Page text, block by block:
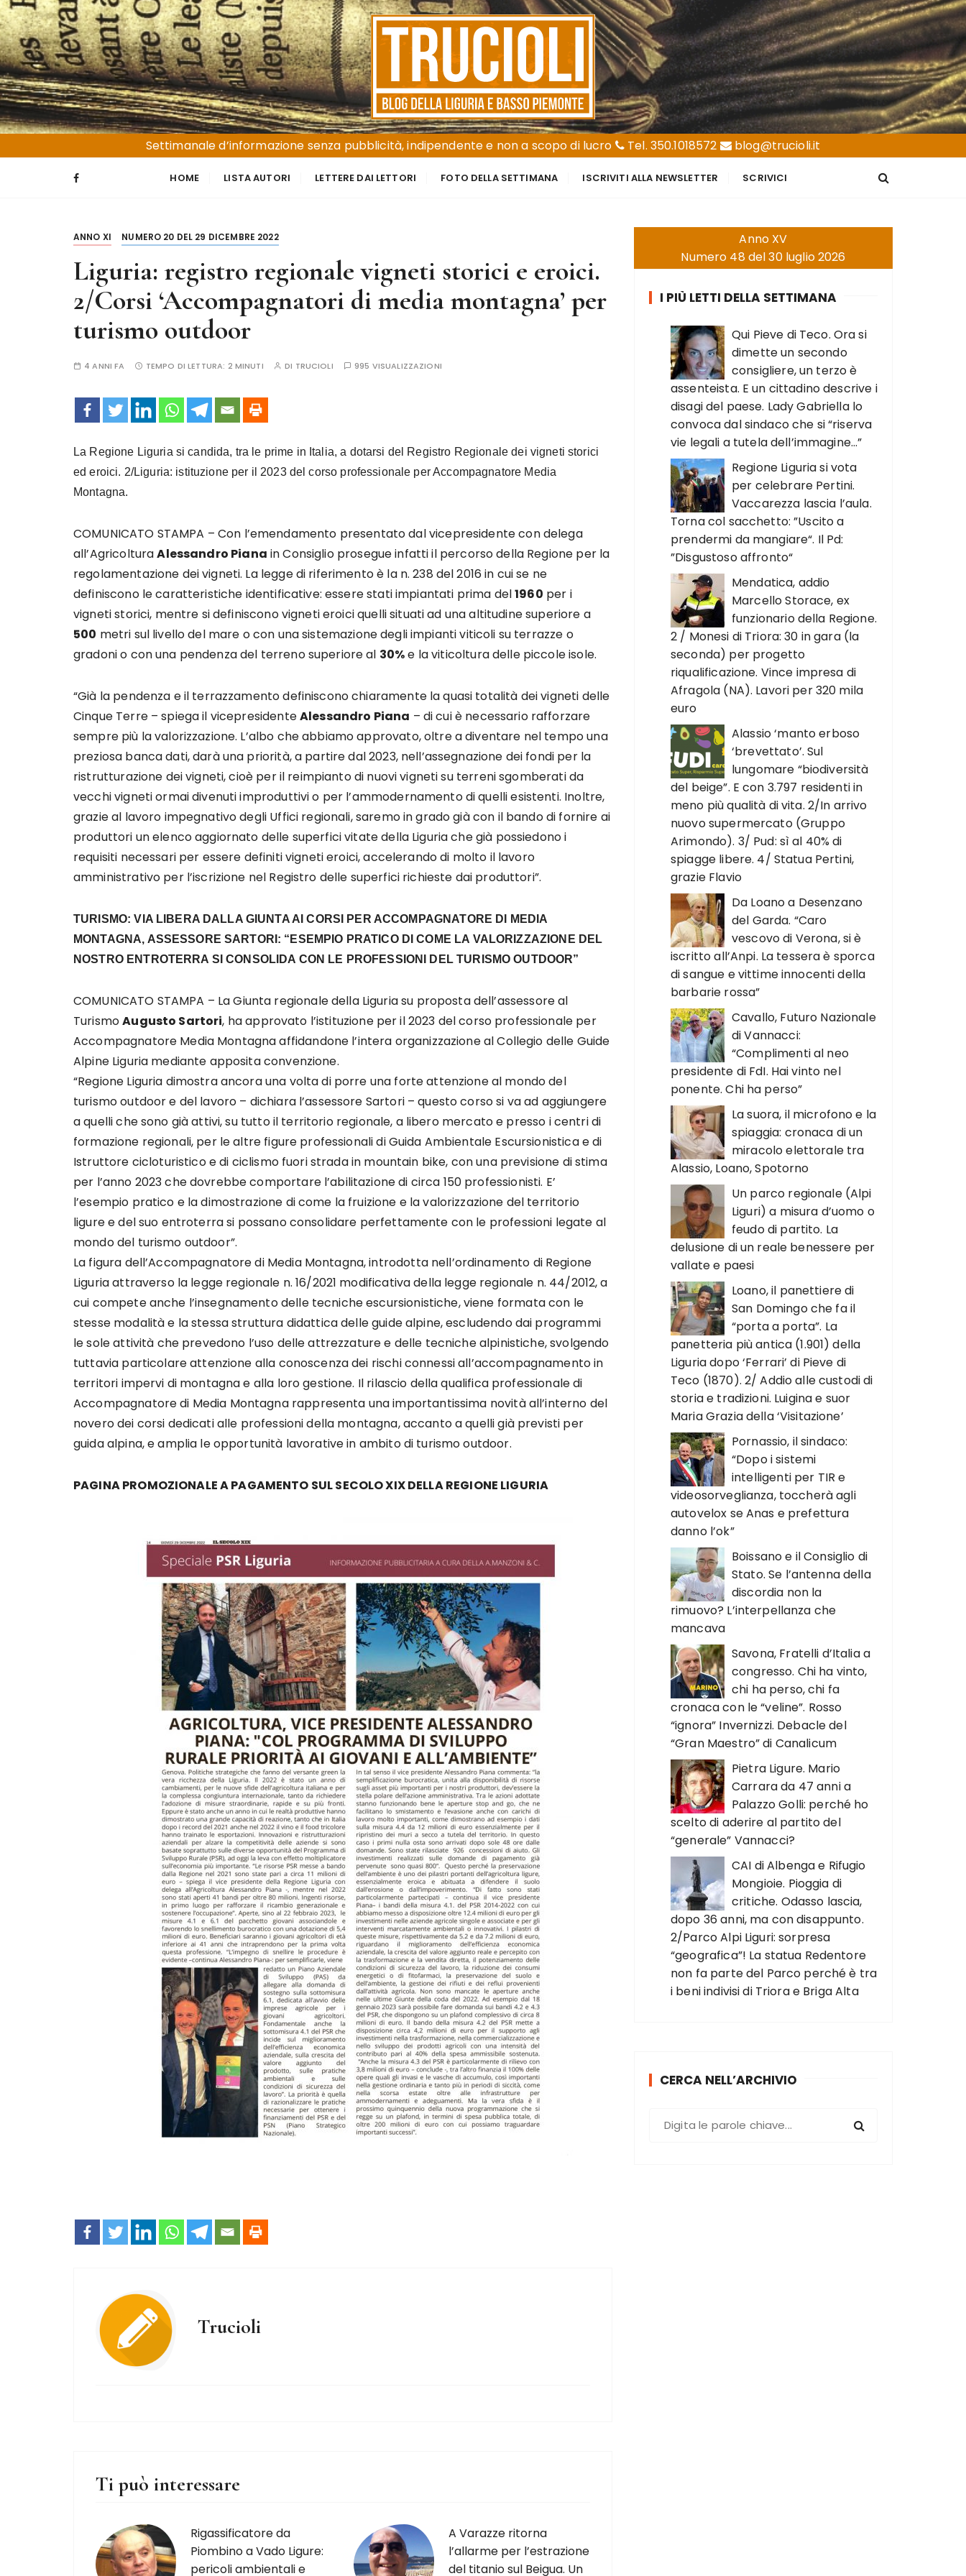
S
a
l
t
a
a
l
c
Trucioli
Liguria e Basso Piemonte
Settimanale d’informazione senza pubblicità, indipendente e non a scopo di lucro
Tel. 350.1018572 blog@trucioli.it
HOME LISTA AUTORI LETTERE DAI LETTORI FOTO DELLA SETTIMANA ISCRIVITI ALLA NEWSLETTER SCRIVICI
ANNO XI NUMERO 20 DEL 29 DICEMBRE 2022
Liguria: registro regionale vigneti storici e eroici.
2/Corsi ‘Accompagnatori di media montagna’ per
turismo outdoor
4 ANNI FA TEMPO DI LETTURA: 2 MINUTI DI TRUCIOLI 995 VISUALIZZAZIONI
La Regione Liguria si candida, tra le prime in Italia, a dotarsi del Registro Regionale dei vigneti storici
ed eroici. 2/Liguria: istituzione per il 2023 del corso professionale per Accompagnatore Media
Montagna.
COMUNICATO STAMPA – Con l’emendamento presentato dal vicepresidente con delega
all’AgricolturaAlessandro Piana in Consiglio prosegue infatti il percorso della Regione per la
regolamentazione dei vigneti. La legge di riferimento è la n. 238 del 2016 in cui se ne
definiscono le caratteristiche identificative: essere stati impiantati prima del1960 per i
vigneti storici, mentre si definiscono vigneti eroici quelli situati ad una altitudine superiore a
500 metri sul livello del mare o con una sistemazione degli impianti viticoli su terrazze o
gradoni o con una pendenza del terreno superiore al 30%e la viticoltura delle piccole isole.
“Già la pendenza e il terrazzamento definiscono chiaramente la quasi totalità dei vigneti delle
Cinque Terre – spiega il vicepresidenteAlessandro Piana – di cui è necessario rafforzare
sempre più la valorizzazione. L’albo che abbiamo approvato, oltre a diventare nel tempo una
preziosa banca dati, darà una priorità, a partire dal 2023, nell’assegnazione dei fondi per la
ristrutturazione dei vigneti, cioè per il reimpianto di nuovi vigneti su terreni sgomberati da
vecchi vigneti ormai divenuti improduttivi o per l’ammodernamento di quelli esistenti. Inoltre,
grazie al lavoro impegnativo degli Uffici regionali, saremo in grado già con il bando di fornire ai
produttori un elenco aggiornato delle superfici vitate della Liguria che già possiedono i
requisiti necessari per essere definiti vigneti eroici, accelerando di molto il lavoro
amministrativo per l’iscrizione nel Registro delle superfici richieste dai produttori”.
TURISMO: VIA LIBERA DALLA GIUNTA AI CORSI PER ACCOMPAGNATORE DI MEDIA
MONTAGNA, ASSESSORE SARTORI: “ESEMPIO PRATICO DI COME LA VALORIZZAZIONE DEL
NOSTRO ENTROTERRA SI CONSOLIDA CON LE PROFESSIONI DEL TURISMO OUTDOOR”
COMUNICATO STAMPA – La Giunta regionale della Liguria su proposta dell’assessore al
TurismoAugusto Sartori, ha approvato l’istituzione per il 2023 del corso professionale per
Accompagnatore Media Montagna affidandone l’intera organizzazione al Collegio delle Guide
Alpine Liguria mediante apposita convenzione.
“Regione Liguria dimostra ancora una volta di porre una forte attenzione al mondo del
turismo outdoor e del lavoro – dichiara l’assessore Sartori – questo corso si va ad aggiungere
a quelli che sono già attivi, su tutto il territorio regionale, a libero mercato e presso i centri di
formazione regionali, per le altre figure professionali di Guida Ambientale Escursionistica e di
Istruttore cicloturistico e di ciclismo fuori strada in mountain bike, con una previsione di stima
per l’anno 2023 che dovrebbe comportare l’abilitazione di circa 150 professionisti. E’
l’esempio pratico e la dimostrazione di come la fruizione e la valorizzazione del territorio
ligure e del suo entroterra si possano consolidare perfettamente con le professioni legate al
mondo del turismo outdoor”.
La figura dell’Accompagnatore di Media Montagna, introdotta nell’ordinamento di Regione
Liguria attraverso la legge regionale n. 16/2021 modificativa della legge regionale n. 44/2012, a
cui compete anche l’insegnamento delle tecniche escursionistiche, viene formata con le
stesse modalità e la stessa struttura didattica delle guide alpine, escludendo dai programmi
le sole attività che prevedono l’uso delle attrezzature e delle tecniche alpinistiche, svolgendo
tuttavia particolare attenzione alla conoscenza dei rischi connessi all’accompagnamento in
territori impervi di montagna e alla loro gestione. Il rilascio della qualifica professionale di
Accompagnatore di Media Montagna rappresenta una importantissima novità all’interno del
novero dei corsi dedicati alle professioni della montagna, accanto a quelli già previsti per
guida alpina, e amplia le opportunità lavorative in ambito di turismo outdoor.
PAGINA PROMOZIONALE A PAGAMENTO SUL SECOLO XIX DELLA REGIONE LIGURIA
Trucioli
Ti può interessare
Rigassificatore da
Piombino a Vado Ligure:
pericoli ambientali e
A Varazze ritorna
l’allarme per l’estrazione
del titanio sul Beigua. Un
Anno XV
Numero 48 del 30 luglio 2026
I PIÙ LETTI DELLA SETTIMANA
Qui Pieve di Teco. Ora si
dimette un secondo
consigliere, un terzo è
assenteista. E un cittadino descrive i
disagi del paese. Lady Gabriella lo
convoca dal sindaco che si “riserva
vie legali a tutela dell’immagine…”
Regione Liguria si vota
per celebrare Pertini.
Vaccarezza lascia l’aula.
Torna col sacchetto: ”Uscito a
prendermi da mangiare“. Il Pd:
”Disgustoso affronto“
Mendatica, addio
Marcello Storace, ex
funzionario della Regione.
2 / Monesi di Triora: 30 in gara (la
seconda) per progetto
riqualificazione. Vince impresa di
Afragola (NA). Lavori per 320 mila
euro
Alassio ‘manto erboso
‘brevettato’. Sul
lungomare “biodiversità
del beige”. E con 3.797 residenti in
meno più qualità di vita. 2/In arrivo
nuovo supermercato (Gruppo
Arimondo). 3/ Pud: sì al 40% di
spiagge libere. 4/ Statua Pertini,
grazie Flavio
Da Loano a Desenzano
del Garda. “Caro
vescovo di Verona, si è
iscritto all’Anpi. La tessera è sporca
di sangue e vittime innocenti della
barbarie rossa”
Cavallo, Futuro Nazionale
di Vannacci:
“Complimenti al neo
presidente di FdI. Hai vinto nel
ponente. Chi ha perso”
La suora, il microfono e la
spiaggia: cronaca di un
miracolo elettorale tra
Alassio, Loano, Spotorno
Un parco regionale (Alpi
Liguri) a misura d’uomo o
feudo di partito. La
delusione di un reale benessere per
vallate e paesi
Loano, il panettiere di
San Domingo che fa il
“porta a porta”. La
panetteria più antica (1.901) della
Liguria dopo ‘Ferrari’ di Pieve di
Teco (1870). 2/ Addio alle custodi di
storia e tradizioni. Luigina e suor
Maria Grazia della ‘Visitazione’
Pornassio, il sindaco:
“Dopo i sistemi
intelligenti per TIR e
videosorveglianza, toccherà agli
autovelox se Anas e prefettura
danno l’ok”
Boissano e il Consiglio di
Stato. Se l’antenna della
discordia non la
rimuovo? L’interpellanza che
mancava
Savona, Fratelli d’Italia a
congresso. Chi ha vinto,
chi ha perso, chi fa
cronaca con le “veline”. Rosso
“ignora” Invernizzi. Debacle del
“Gran Maestro” di Canalicum
Pietra Ligure. Mario
Carrara da 47 anni a
Palazzo Golli: perché ho
scelto di aderire al partito del
“generale” Vannacci?
CAI di Albenga e Rifugio
Mongioie. Pioggia di
critiche. Odasso lascia,
dopo 36 anni, ma con disappunto.
2/Parco Alpi Liguri: sorpresa
“geografica”! La statua Redentore
non fa parte del Parco perché è tra
i beni indivisi di Triora e Briga Alta
CERCA NELL’ARCHIVIO